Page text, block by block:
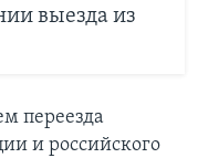
выезда из
переезда
и российского